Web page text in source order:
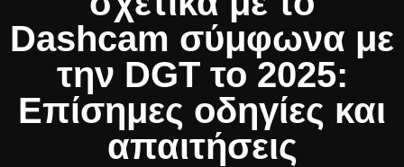
Dashcam σύμφωνα με
την DGT το 2025:
Επίσημες οδηγίες και
απαιτήσεις